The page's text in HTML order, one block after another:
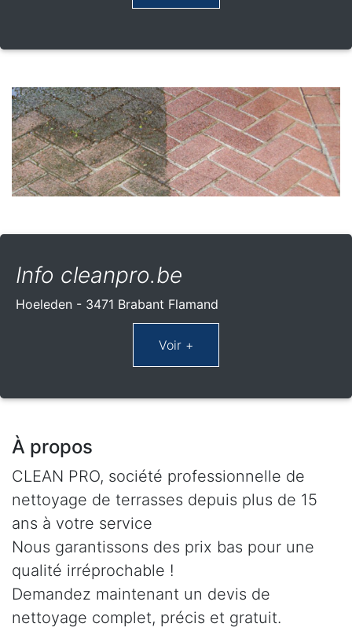
Info cleanpro.be
Hoeleden - 3471 Brabant Flamand
À propos
CLEAN PRO, société professionnelle de
nettoyage de terrasses depuis plus de 15
ans à votre service
Nous garantissons des prix bas pour une
qualité irréprochable !
Demandez maintenant un devis de
nettoyage complet, précis et gratuit.